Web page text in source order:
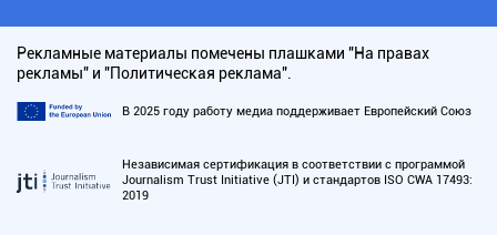
Рекламные материалы помечены плашками "На правах
рекламы" и "Политическая реклама".
В 2025 году работу медиа поддерживает Европейский Союз
Независимая сертификация в соответствии с программой
Journalism Trust Initiative (JTI) и стандартов ISO CWA 17493:
2019